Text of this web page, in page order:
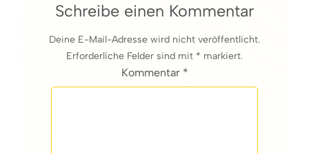
Schreibe einen Kommentar
Deine E-Mail-Adresse wird nicht veröffentlicht.
Erforderliche Felder sind mit * markiert.
Kommentar *